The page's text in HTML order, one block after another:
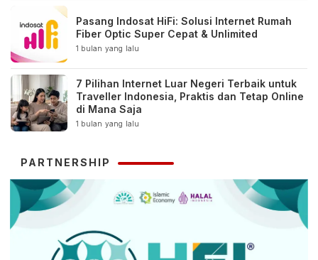
Pasang Indosat HiFi: Solusi Internet Rumah
Fiber Optic Super Cepat & Unlimited
1 bulan yang lalu
7 Pilihan Internet Luar Negeri Terbaik untuk
Traveller Indonesia, Praktis dan Tetap Online
di Mana Saja
1 bulan yang lalu
PARTNERSHIP